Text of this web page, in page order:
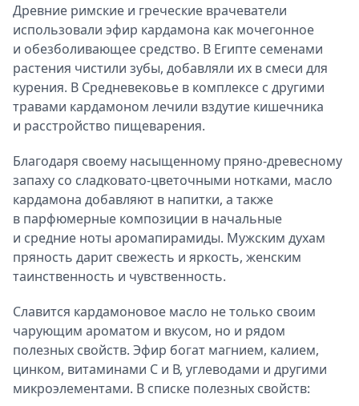
Древние римские и греческие врачеватели
использовали эфир кардамона как мочегонное
и обезболивающее средство. В Египте семенами
растения чистили зубы, добавляли их в смеси для
курения. В Средневековье в комплексе с другими
травами кардамоном лечили вздутие кишечника
и расстройство пищеварения.
Благодаря своему насыщенному пряно-древесному
запаху со сладковато-цветочными нотками, масло
кардамона добавляют в напитки, а также
в парфюмерные композиции в начальные
и средние ноты аромапирамиды. Мужским духам
пряность дарит свежесть и яркость, женским
таинственность и чувственность.
Славится кардамоновое масло не только своим
чарующим ароматом и вкусом, но и рядом
полезных свойств. Эфир богат магнием, калием,
цинком, витаминами С и В, углеводами и другими
микроэлементами. В списке полезных свойств: